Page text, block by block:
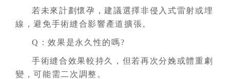
若未來計劃懷孕，建議選擇非侵入式雷射或埋
線，避免手術縫合影響產道擴張。
Q：效果是永久性的嗎?
手術縫合效果較持久，但若再次分娩或體重劇
變，可能需二次調整。